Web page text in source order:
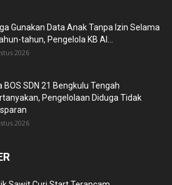
Gunakan Data Anak Tanpa Izin Selama
tahun, Pengelola KB Al...
2026
BOS SDN 21 Bengkulu Tengah
Pengelolaan Diduga Tidak
2026